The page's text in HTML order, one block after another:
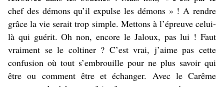
chef des démons qu’il expulse les démons » ! A rendre
grâce la vie serait trop simple. Mettons à l’épreuve celui-
là qui guérit. Oh non, encore le Jaloux, pas lui ! Faut
vraiment se le coltiner ? C’est vrai, j’aime pas cette
confusion où tout s’embrouille pour ne plus savoir qui
être ou comment être et échanger. Avec le Carême